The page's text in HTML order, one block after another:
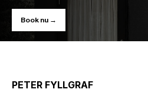
Book nu →
PETER FYLLGRAF